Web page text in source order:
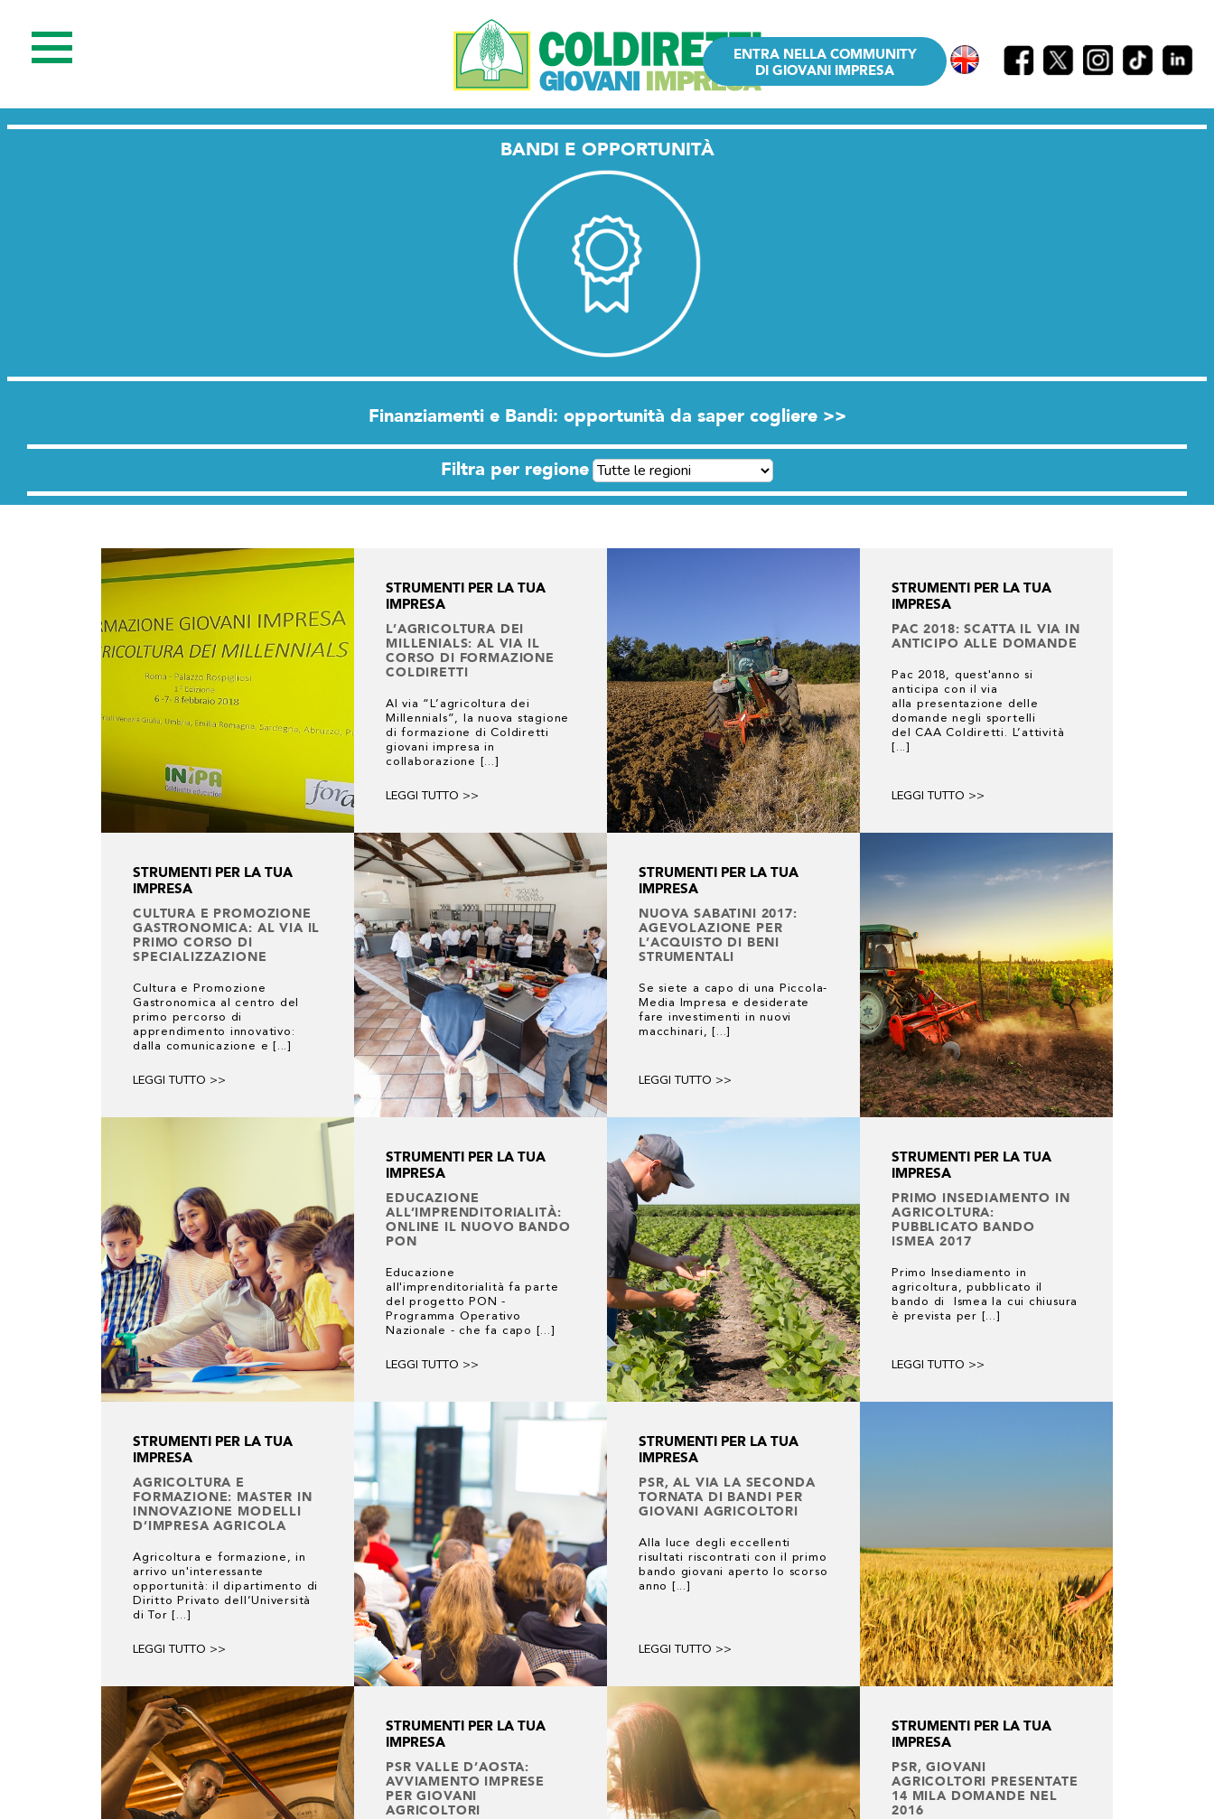
ENTRA NELLA COMMUNITY
DI GIOVANI IMPRESA
BANDI E OPPORTUNITÀ
Finanziamenti e Bandi: opportunità da saper cogliere >>
Filtra per regione
STRUMENTI PER LA TUA
IMPRESA
L’AGRICOLTURA DEI
MILLENIALS: AL VIA IL
CORSO DI FORMAZIONE
COLDIRETTI
Al via “L’agricoltura dei
Millennials”, la nuova stagione
di formazione di Coldiretti
giovani impresa in
collaborazione [...]
LEGGI TUTTO >>
STRUMENTI PER LA TUA
IMPRESA
PAC 2018: SCATTA IL VIA IN
ANTICIPO ALLE DOMANDE
Pac 2018, quest'anno si
anticipa con il via
alla presentazione delle
domande negli sportelli
del CAA Coldiretti. L’attività
[...]
LEGGI TUTTO >>
STRUMENTI PER LA TUA
IMPRESA
CULTURA E PROMOZIONE
GASTRONOMICA: AL VIA IL
PRIMO CORSO DI
SPECIALIZZAZIONE
Cultura e Promozione
Gastronomica al centro del
primo percorso di
apprendimento innovativo:
dalla comunicazione e [...]
LEGGI TUTTO >>
STRUMENTI PER LA TUA
IMPRESA
NUOVA SABATINI 2017:
AGEVOLAZIONE PER
L’ACQUISTO DI BENI
STRUMENTALI
Se siete a capo di una Piccola-
Media Impresa e desiderate
fare investimenti in nuovi
macchinari, [...]
LEGGI TUTTO >>
STRUMENTI PER LA TUA
IMPRESA
EDUCAZIONE
ALL’IMPRENDITORIALITÀ:
ONLINE IL NUOVO BANDO
PON
Educazione
all'imprenditorialità fa parte
del progetto PON -
Programma Operativo
Nazionale - che fa capo [...]
LEGGI TUTTO >>
STRUMENTI PER LA TUA
IMPRESA
PRIMO INSEDIAMENTO IN
AGRICOLTURA:
PUBBLICATO BANDO
ISMEA 2017
Primo Insediamento in
agricoltura, pubblicato il
bando di Ismea la cui chiusura
è prevista per [...]
LEGGI TUTTO >>
STRUMENTI PER LA TUA
IMPRESA
AGRICOLTURA E
FORMAZIONE: MASTER IN
INNOVAZIONE MODELLI
D’IMPRESA AGRICOLA
Agricoltura e formazione, in
arrivo un'interessante
opportunità: il dipartimento di
Diritto Privato dell’Università
di Tor [...]
LEGGI TUTTO >>
STRUMENTI PER LA TUA
IMPRESA
PSR, AL VIA LA SECONDA
TORNATA DI BANDI PER
GIOVANI AGRICOLTORI
Alla luce degli eccellenti
risultati riscontrati con il primo
bando giovani aperto lo scorso
anno [...]
LEGGI TUTTO >>
STRUMENTI PER LA TUA
IMPRESA
PSR VALLE D’AOSTA:
AVVIAMENTO IMPRESE
PER GIOVANI
AGRICOLTORI
STRUMENTI PER LA TUA
IMPRESA
PSR, GIOVANI
AGRICOLTORI PRESENTATE
14 MILA DOMANDE NEL
2016